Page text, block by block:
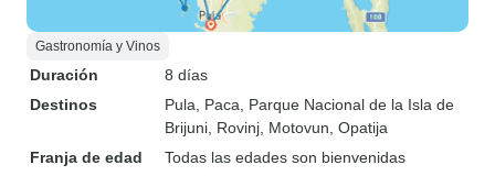
Gastronomía y Vinos
Duración
8 días
Destinos
Pula , Paca , Parque Nacional de la Isla de
Brijuni , Rovinj , Motovun , Opatija
Franja de edad
Todas las edades son bienvenidas